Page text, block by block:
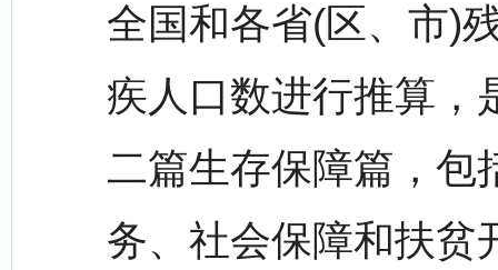
全国和各省(区、市)
疾人口数进行推算，
二篇生存保障篇，包
务、社会保障和扶贫